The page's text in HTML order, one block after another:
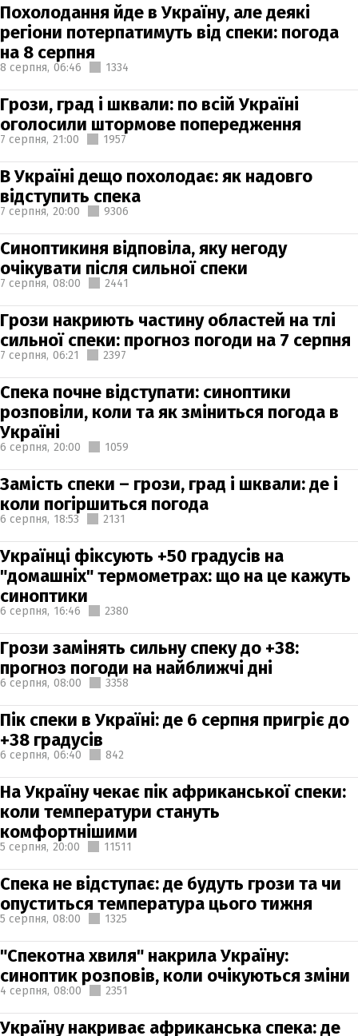
Похолодання йде в Україну, але деякі
регіони потерпатимуть від спеки: погода
на 8 серпня
8 серпня, 06:46 1334
Грози, град і шквали: по всій Україні
оголосили штормове попередження
7 серпня, 21:00 1957
В Україні дещо похолодає: як надовго
відступить спека
7 серпня, 20:00 9306
Синоптикиня відповіла, яку негоду
очікувати після сильної спеки
7 серпня, 08:00 2441
Грози накриють частину областей на тлі
сильної спеки: прогноз погоди на 7 серпня
7 серпня, 06:21 2397
Спека почне відступати: синоптики
розповіли, коли та як зміниться погода в
Україні
6 серпня, 20:00 1059
Замість спеки – грози, град і шквали: де і
коли погіршиться погода
6 серпня, 18:53 2131
Українці фіксують +50 градусів на
"домашніх" термометрах: що на це кажуть
синоптики
6 серпня, 16:46 2380
Грози замінять сильну спеку до +38:
прогноз погоди на найближчі дні
6 серпня, 08:00 3358
Пік спеки в Україні: де 6 серпня пригріє до
+38 градусів
6 серпня, 06:40 842
На Україну чекає пік африканської спеки:
коли температури стануть
комфортнішими
5 серпня, 20:00 11511
Спека не відступає: де будуть грози та чи
опуститься температура цього тижня
5 серпня, 08:00 1325
"Спекотна хвиля" накрила Україну:
синоптик розповів, коли очікуються зміни
4 серпня, 08:00 2351
Україну накриває африканська спека: де